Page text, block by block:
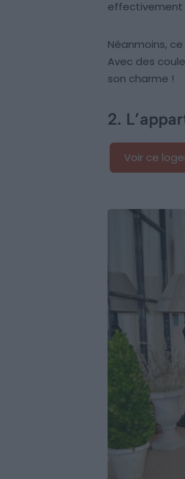
effectivement
Néanmoins,
Avec des
son charme !
2.
Voir ce